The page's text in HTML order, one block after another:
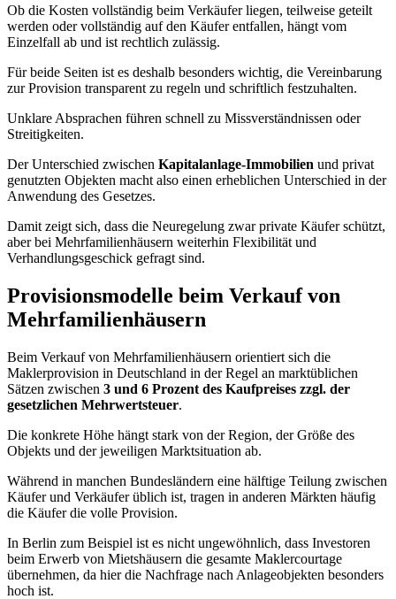
Ob die Kosten vollständig beim Verkäufer liegen, teilweise geteilt
werden oder vollständig auf den Käufer entfallen, hängt vom
Einzelfall ab und ist rechtlich zulässig.
Für beide Seiten ist es deshalb besonders wichtig, die Vereinbarung
zur Provision transparent zu regeln und schriftlich festzuhalten.
Unklare Absprachen führen schnell zu Missverständnissen oder
Streitigkeiten.
Der Unterschied zwischen Kapitalanlage-Immobilien und privat
genutzten Objekten macht also einen erheblichen Unterschied in der
Anwendung des Gesetzes.
Damit zeigt sich, dass die Neuregelung zwar private Käufer schützt,
aber bei Mehrfamilienhäusern weiterhin Flexibilität und
Verhandlungsgeschick gefragt sind.
Provisionsmodelle beim Verkauf von
Mehrfamilienhäusern
Beim Verkauf von Mehrfamilienhäusern orientiert sich die
Maklerprovision in Deutschland in der Regel an marktüblichen
Sätzen zwischen 3 und 6 Prozent des Kaufpreises zzgl. der
gesetzlichen Mehrwertsteuer.
Die konkrete Höhe hängt stark von der Region, der Größe des
Objekts und der jeweiligen Marktsituation ab.
Während in manchen Bundesländern eine hälftige Teilung zwischen
Käufer und Verkäufer üblich ist, tragen in anderen Märkten häufig
die Käufer die volle Provision.
In Berlin zum Beispiel ist es nicht ungewöhnlich, dass Investoren
beim Erwerb von Mietshäusern die gesamte Maklercourtage
übernehmen, da hier die Nachfrage nach Anlageobjekten besonders
hoch ist.